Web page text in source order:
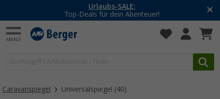
Urlaubs-SALE:
Top-Deals für dein Abenteuer!
Caravanspiegel Universalspiegel (40)